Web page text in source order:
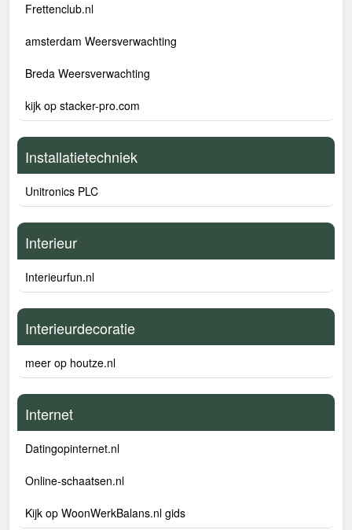
Frettenclub.nl
amsterdam Weersverwachting
Breda Weersverwachting
kijk op stacker-pro.com
Installatietechniek
Unitronics PLC
Interieur
Interieurfun.nl
Interieurdecoratie
meer op houtze.nl
Internet
Datingopinternet.nl
Online-schaatsen.nl
Kijk op WoonWerkBalans.nl gids